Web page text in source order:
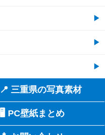
📍 三重県の写真素材
🖥️ PC壁紙まとめ